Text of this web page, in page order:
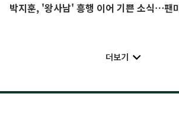
박지훈, '왕사남' 흥행 이어 기쁜 소식⋯팬
더보기